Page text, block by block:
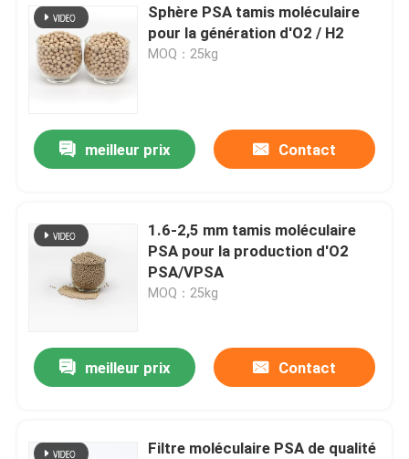
Sphère PSA tamis moléculaire
pour la génération d'O2 / H2
MOQ：25kg
meilleur prix Contact
1.6-2,5 mm tamis moléculaire
PSA pour la production d'O2
PSA/VPSA
MOQ：25kg
meilleur prix Contact
Filtre moléculaire PSA de qualité